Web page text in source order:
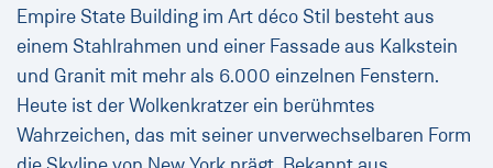
Empire State Building im Art déco Stil besteht aus
einem Stahlrahmen und einer Fassade aus Kalkstein
und Granit mit mehr als 6.000 einzelnen Fenstern.
Heute ist der Wolkenkratzer ein berühmtes
Wahrzeichen, das mit seiner unverwechselbaren Form